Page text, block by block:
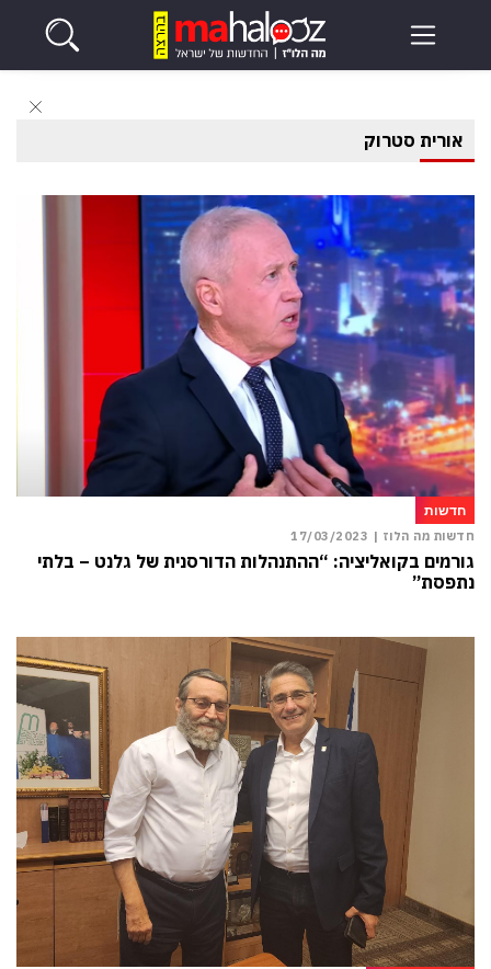
אורית סטרוק
חדשות
חדשות מה הלוז | 17/03/2023
גורמים בקואליציה: “ההתנהלות הדורסנית של גלנט – בלתי
נתפסת”